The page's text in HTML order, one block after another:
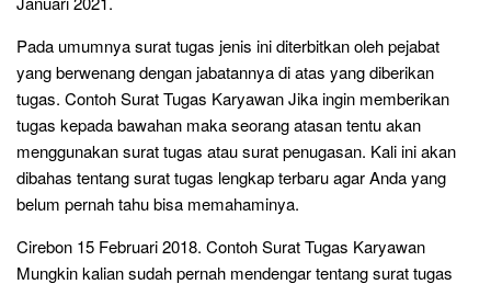
Pada umumnya surat tugas jenis ini diterbitkan oleh pejabat
yang berwenang dengan jabatannya di atas yang diberikan
tugas. Contoh Surat Tugas Karyawan Jika ingin memberikan
tugas kepada bawahan maka seorang atasan tentu akan
menggunakan surat tugas atau surat penugasan. Kali ini akan
dibahas tentang surat tugas lengkap terbaru agar Anda yang
belum pernah tahu bisa memahaminya.
Cirebon 15 Februari 2018. Contoh Surat Tugas Karyawan
Mungkin kalian sudah pernah mendengar tentang surat tugas